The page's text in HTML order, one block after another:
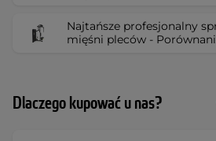
Najtańsze profesjonalny
mięśni pleców -
Dlaczego kupować u nas?